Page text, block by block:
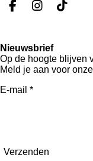
F
e
b
o
k
I
t
a
g
T
o
k
Nieuwsbrief
Op de hoogte blijven
Meld je aan voor
E-mail *
Verzenden